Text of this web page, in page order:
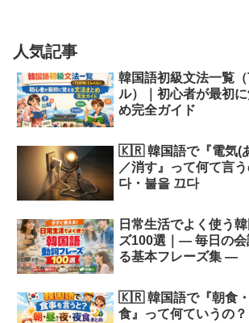
人気記事
韓国語初級文法一覧
ル）｜初心者が最初
め完全ガイド
🇰🇷 韓国語で『電気(
／消す』って何て言
다・불을 끄다
日常生活でよく使う
ズ100選｜― 毎日の
る基本フレーズ集 ―
🇰🇷 韓国語で『朝食
食』って何ていうの